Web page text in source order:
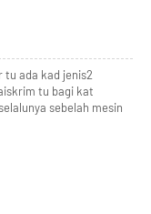
ada kad jenis2
tu bagi kat
sebelah mesin